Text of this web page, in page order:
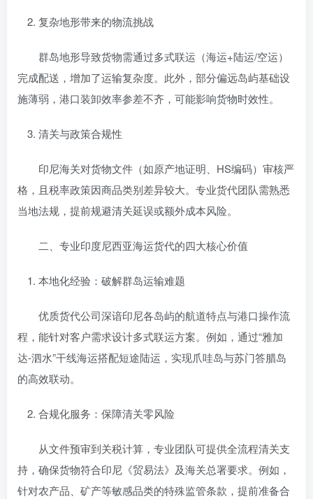
复杂地形带来的物流挑战
群岛地形导致货物需通过多式联运（海运+陆运/空运）
完成配送，增加了运输复杂度。此外，部分偏远岛屿基础设
施薄弱，港口装卸效率参差不齐，可能影响货物时效性。
清关与政策合规性
印尼海关对货物文件（如原产地证明、HS编码）审核严
格，且税率政策因商品类别差异较大。专业货代团队需熟悉
当地法规，提前规避清关延误或额外成本风险。
二、专业印度尼西亚海运货代的四大核心价值
本地化经验：破解群岛运输难题
优质货代公司深谙印尼各岛屿的航道特点与港口操作流
程，能针对客户需求设计多式联运方案。例如，通过“雅加
达-泗水”干线海运搭配短途陆运，实现爪哇岛与苏门答腊岛
的高效联动。
合规化服务：保障清关零风险
从文件预审到关税计算，专业团队可提供全流程清关支
持，确保货物符合印尼《贸易法》及海关总署要求。例如，
针对农产品、矿产等敏感品类的特殊监管条款，提前准备合